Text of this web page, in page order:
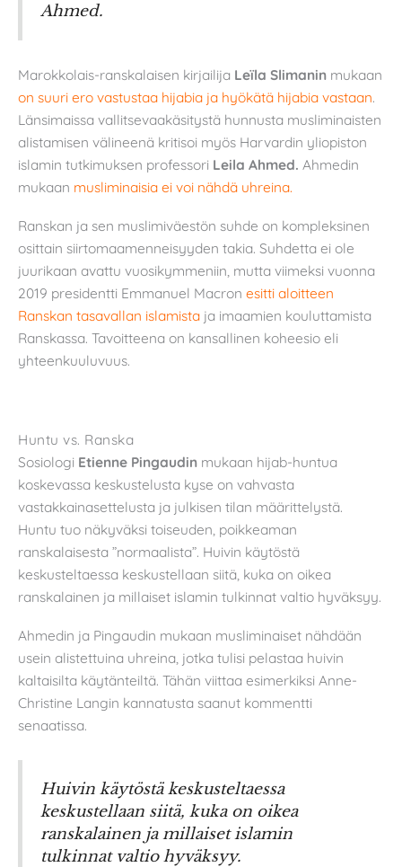
Ahmed.
Marokkolais-ranskalaisen kirjailija Leïla Slimanin mukaan
on suuri ero vastustaa hijabia ja hyökätä hijabia vastaan.
Länsimaissa vallitsevaakäsitystä hunnusta muslimi­naisten
alistamisen välineenä kritisoi myös Harvardin yliopis­ton
islamin tutkimuksen pro­fessori Leila Ahmed. Ahmedin
mukaan musliminaisia ei voi nähdä uhreina.
Ranskan ja sen muslimiväestön suhde on kompleksinen
osittain siirtomaamenneisyyden takia. Suhdetta ei ole
juurikaan avattu vuosikymmeniin, mutta viimeksi vuonna
2019 presidentti Emmanuel Macron esitti aloitteen
Ranskan tasavallan islamista ja imaamien kouluttamista
Ranskassa. Tavoitteena on kansallinen koheesio eli
yhteenkuuluvuus.
Huntu vs. Ranska
Sosiologi Etienne Pingaudin mukaan hijab-huntua
koskevassa keskustelusta kyse on vahvasta
vastakkainasettelusta ja julkisen tilan määrittelystä.
Huntu tuo näkyväksi toiseuden, poikkeaman
ranskalaisesta ”normaalista”. Huivin käytöstä
keskusteltaessa keskustellaan siitä, kuka on oikea
ranskalainen ja millaiset islamin tulkinnat valtio hyväksyy.
Ahmedin ja Pingaudin mukaan musliminaiset nähdään
usein alistettuina uhreina, jotka tulisi pelastaa huivin
kaltaisilta käytänteiltä. Tähän viittaa esimerkiksi Anne-
Christine Langin kannatusta saanut kommentti
senaatissa.
Huivin käytöstä keskusteltaessa
keskustellaan siitä, kuka on oikea
ranskalainen ja millaiset islamin
tulkinnat valtio hyväksyy.